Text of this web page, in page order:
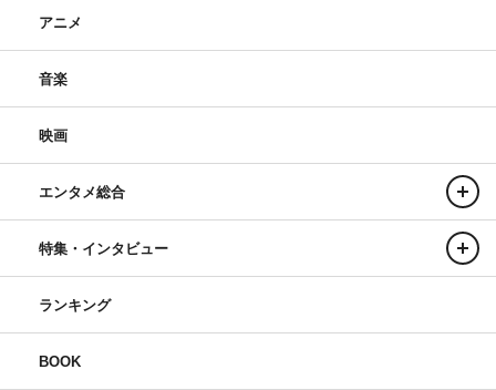
アニメ
音楽
映画
エンタメ総合
特集・インタビュー
ランキング
BOOK